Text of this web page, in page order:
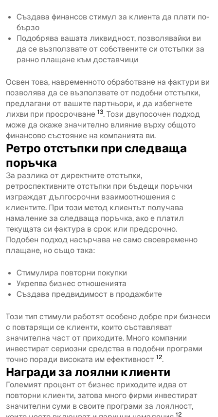
Създава финансов стимул за клиента да плати по-
бързо
Подобрява вашата ликвидност, позволявайки ви
да се възползвате от собствените си отстъпки за
ранно плащане към доставчици
Освен това, навременното обработване на фактури ви
позволява да се възползвате от подобни отстъпки,
предлагани от вашите партньори, и да избегнете
лихви при просрочване 13. Този двупосочен подход
може да окаже значително влияние върху общото
финансово състояние на компанията ви.
Ретро отстъпки при следваща
поръчка
За разлика от директните отстъпки,
ретроспективните отстъпки при бъдещи поръчки
изграждат дългосрочни взаимоотношения с
клиентите. При този метод клиентът получава
намаление за следваща поръчка, ако е платил
текущата си фактура в срок или предсрочно.
Подобен подход насърчава не само своевременно
плащане, но също така:
Стимулира повторни покупки
Укрепва бизнес отношенията
Създава предвидимост в продажбите
Този тип стимули работят особено добре при бизнеси
с повтарящи се клиенти, които съставляват
значителна част от приходите. Много компании
инвестират сериозни средства в подобни програми
точно поради високата им ефективност 12.
Награди за лоялни клиенти
Големият процент от бизнес приходите идва от
повторни клиенти, затова много фирми инвестират
значителни суми в своите програми за лоялност,
12